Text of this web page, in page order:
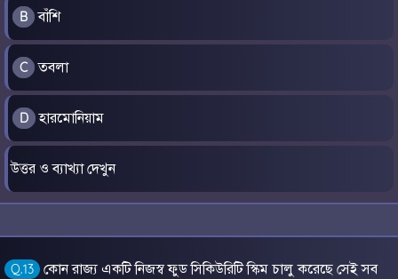
B বাঁশি
C তবলা
D হারমোনিয়াম
উত্তর ও ব্যাখ্যা দেখুন
Q.13
কোন রাজ্য একটি নিজস্ব ফুড সিকিউরিটি স্কিম চালু করেছে সেই সব